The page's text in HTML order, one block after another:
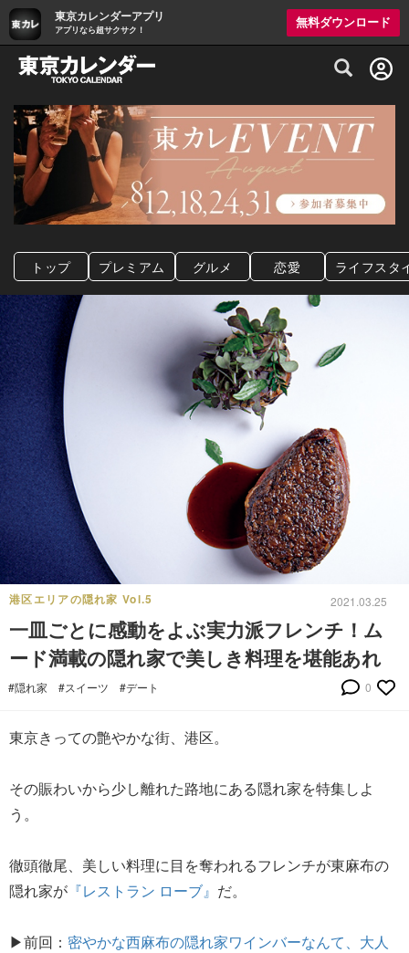
東京カレンダーアプリ
アプリなら超サクサク！
無料ダウンロード
グルメ情報・プレミアムレストラン予約
トップ プレミアム グルメ 恋愛 ライフスタ
港区エリアの隠れ家 Vol.5 2021.03.25
一皿ごとに感動をよぶ実力派フレンチ！ム
ード満載の隠れ家で美しき料理を堪能あれ
#隠れ家 #スイーツ #デート 0
東京きっての艶やかな街、港区。
その賑わいから少し離れた路地にある隠れ家を特集しよ
う。
徹頭徹尾、美しい料理に目を奪われるフレンチが東麻布の
隠れ家が 『レストラン ローブ』 だ。
▶前回： 密やかな西麻布の隠れ家ワインバーなんて、大人